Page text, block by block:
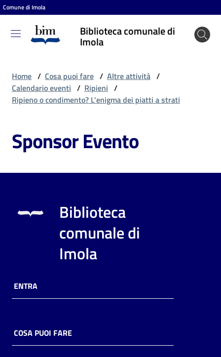
Vai al contenuto
Vai alla navigazione
Vai al footer
Comune di Imola
Biblioteca comunale di
Imola
Biblioteca
comunale
Cosa
fare
Scopri
online
Home / Cosa puoi fare / Altre attività /
Calendario eventi / Ripieni /
Ripieno o condimento? L'enigma dei piatti a strati
Sponsor Evento
Biblioteca
comunale di
Imola
ENTRA
COSA PUOI FARE